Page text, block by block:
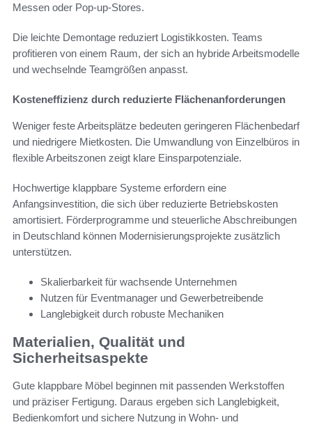
Messen oder Pop-up-Stores.
Die leichte Demontage reduziert Logistikkosten. Teams
profitieren von einem Raum, der sich an hybride Arbeitsmodelle
und wechselnde Teamgrößen anpasst.
Kosteneffizienz durch reduzierte Flächenanforderungen
Weniger feste Arbeitsplätze bedeuten geringeren Flächenbedarf
und niedrigere Mietkosten. Die Umwandlung von Einzelbüros in
flexible Arbeitszonen zeigt klare Einsparpotenziale.
Hochwertige klappbare Systeme erfordern eine
Anfangsinvestition, die sich über reduzierte Betriebskosten
amortisiert. Förderprogramme und steuerliche Abschreibungen
in Deutschland können Modernisierungsprojekte zusätzlich
unterstützen.
Skalierbarkeit für wachsende Unternehmen
Nutzen für Eventmanager und Gewerbetreibende
Langlebigkeit durch robuste Mechaniken
Materialien, Qualität und
Sicherheitsaspekte
Gute klappbare Möbel beginnen mit passenden Werkstoffen
und präziser Fertigung. Daraus ergeben sich Langlebigkeit,
Bedienkomfort und sichere Nutzung in Wohn- und